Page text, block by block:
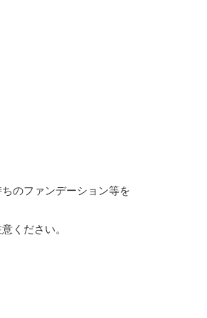
のファンデーション等を
ください。